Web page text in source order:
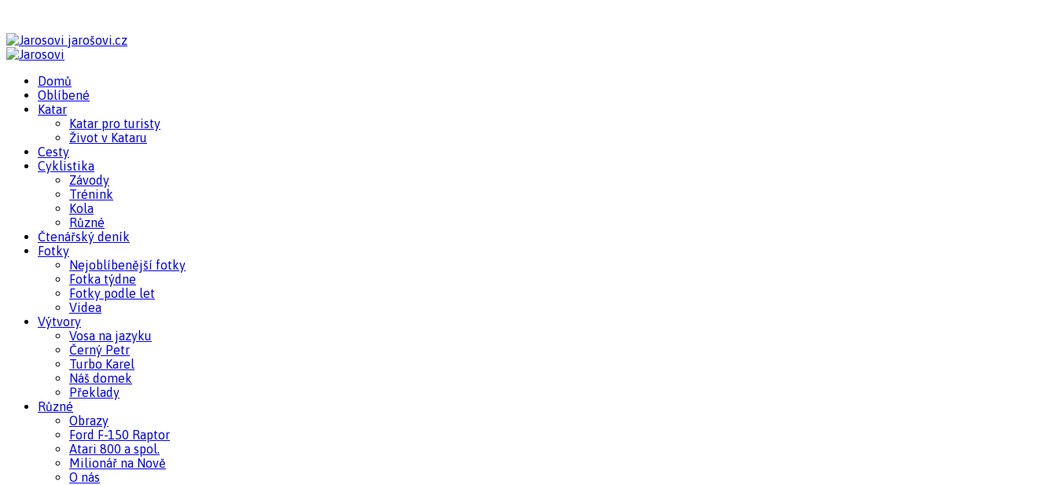
jarošovi.cz
Domů
Oblíbené
Katar
Katar pro turisty
Život v Kataru
Cesty
Cyklistika
Závody
Trénink
Kola
Různé
Čtenářský deník
Fotky
Nejoblíbenější fotky
Fotka týdne
Fotky podle let
Videa
Výtvory
Vosa na jazyku
Černý Petr
Turbo Karel
Náš domek
Překlady
Různé
Obrazy
Ford F-150 Raptor
Atari 800 a spol.
Milionář na Nově
O nás